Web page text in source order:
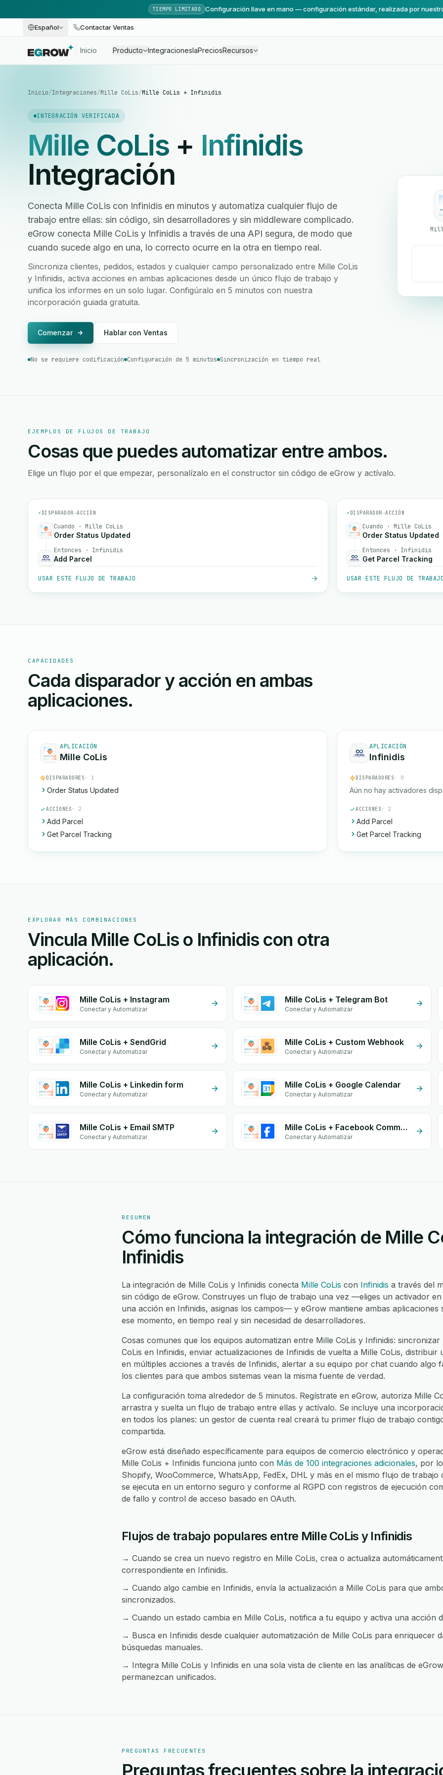
TIEMPO LIMITADO Configuración llave en mano — configuración estándar, realizada por
Español Contactar Ventas
Inicio Producto IntegracionesIaPreciosRecursos
Inicio/Integraciones/Mille CoLis/Mille CoLis + Infinidis
INTEGRACIÓN VERIFICADA
Mille CoLis+ Infinidis
Integración
Conecta Mille CoLis con Infinidis en minutos y automatiza cualquier flujo de
trabajo entre ellas: sin código, sin desarrolladores y sin middleware complicado.
eGrow conecta Mille CoLis y Infinidis a través de una API segura, de modo que
cuando sucede algo en una, lo correcto ocurre en la otra en tiempo real.
Sincroniza clientes, pedidos, estados y cualquier campo personalizado entre Mille CoLis
y Infinidis, activa acciones en ambas aplicaciones desde un único flujo de trabajo y
unifica los informes en un solo lugar. Configúralo en 5 minutos con nuestra
incorporación guiada gratuita.
Comenzar Hablar con Ventas
No se requiere codificación Configuración de 5 minutos Sincronización en tiempo real
EJEMPLOS DE FLUJOS DE TRABAJO
Cosas que puedes automatizar entre ambos.
Elige un flujo por el que empezar, personalízalo en el constructor sin código de eGrow y actívalo.
⚡ DISPARADOR→ACCIÓN
Cuando · Mille CoLis
Order Status Updated
Entonces · Infinidis
Add Parcel
USAR ESTE FLUJO DE TRABAJO
⚡ DISPARADOR→ACCIÓN
Cuando · Mille CoLis
Order Status Updated
Entonces · Infinidis
Get Parcel Tracking
USAR ESTE FLUJO DE
CAPACIDADES
Cada disparador y acción en ambas
aplicaciones.
APLICACIÓN
Mille CoLis
DISPARADORES · 1
Order Status Updated
ACCIONES · 2
Add Parcel
Get Parcel Tracking
APLICACIÓN
Infinidis
DISPARADORES · 0
Aún no hay activadores
ACCIONES · 2
Add Parcel
Get Parcel Tracking
EXPLORAR MÁS COMBINACIONES
Vincula Mille CoLis o Infinidis con otra
aplicación.
Mille CoLis + Instagram
Conectar y Automatizar
Mille CoLis + Telegram Bot
Conectar y Automatizar
Mille CoLis + SendGrid
Conectar y Automatizar
Mille CoLis + Custom Webhook
Conectar y Automatizar
Mille CoLis + Linkedin form
Conectar y Automatizar
Mille CoLis + Google Calendar
Conectar y Automatizar
Mille CoLis + Email SMTP
Conectar y Automatizar
Mille CoLis + Facebook Commerce
Conectar y Automatizar
RESUMEN
Cómo funciona la integración de Mille
Infinidis
La integración de Mille CoLis y Infinidis conecta Mille CoLis con Infinidis a través del
sin código de eGrow. Construyes un flujo de trabajo una vez —eliges un activador
una acción en Infinidis, asignas los campos— y eGrow mantiene ambas aplicaciones
ese momento, en tiempo real y sin necesidad de desarrolladores.
Cosas comunes que los equipos automatizan entre Mille CoLis y Infinidis:
CoLis en Infinidis, enviar actualizaciones de Infinidis de vuelta a Mille CoLis, distribuir
en múltiples acciones a través de Infinidis, alertar a su equipo por chat cuando algo
los clientes para que ambos sistemas vean la misma fuente de verdad.
La configuración toma alrededor de 5 minutos. Regístrate en eGrow, autoriza Mille
arrastra y suelta un flujo de trabajo entre ellas y actívalo. Se incluye una
en todos los planes: un gestor de cuenta real creará tu primer flujo de trabajo
compartida.
eGrow está diseñado específicamente para equipos de comercio electrónico y
Mille CoLis + Infinidis funciona junto con Más de 100 integraciones adicionales, por
Shopify, WooCommerce, WhatsApp, FedEx, DHL y más en el mismo flujo de trabajo
se ejecuta en un entorno seguro y conforme al RGPD con registros de ejecución
de fallo y control de acceso basado en OAuth.
Flujos de trabajo populares entre Mille CoLis y Infinidis
→ Cuando se crea un nuevo registro en Mille CoLis, crea o actualiza
correspondiente en Infinidis.
→ Cuando algo cambie en Infinidis, envía la actualización a Mille CoLis para que
sincronizados.
→ Cuando un estado cambia en Mille CoLis, notifica a tu equipo y activa una acción
→ Busca en Infinidis desde cualquier automatización de Mille CoLis para enriquecer
búsquedas manuales.
→ Integra Mille CoLis y Infinidis en una sola vista de cliente en las analíticas de
permanezcan unificados.
PREGUNTAS FRECUENTES
Preguntas frecuentes sobre la